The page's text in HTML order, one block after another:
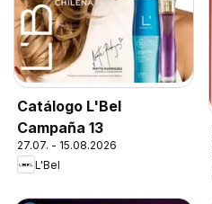
Catálogo L'Bel
Campaña 13
27.07. - 15.08.2026
L'Bel